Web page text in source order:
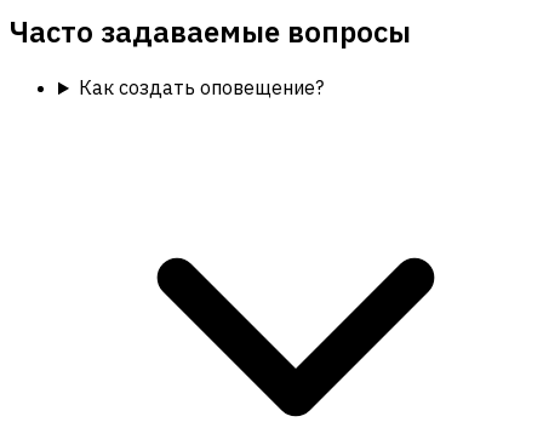
Часто задаваемые вопросы
Как создать оповещение?